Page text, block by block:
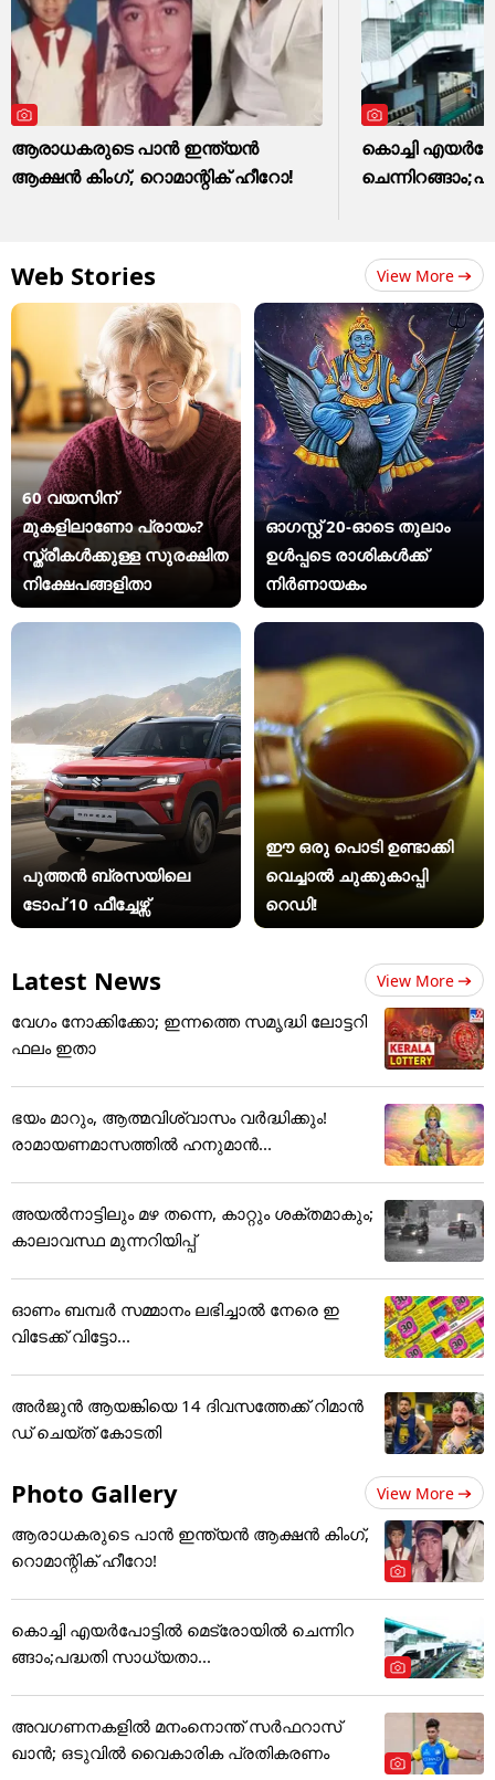
ആരാധകരുടെ പാൻ ഇന്ത്യൻ
ആക്ഷൻ കിംഗ്, റൊമാന്റിക് ഹീറോ!
കൊച്ചി
Web Stories View More
60 വയസിന്
മുകളിലാണോ പ്രായം?
സ്ത്രീകള്‍ക്കുള്ള സുരക്ഷിത
നിക്ഷേപങ്ങളിതാ
ഓഗസ്റ്റ് 20-ഓടെ തുലാം
ഉൾപ്പടെ രാശികൾക്ക്
നിർണായകം
പുത്തൻ ബ്രസയിലെ
ടോപ് 10 ഫീച്ചേഴ്സ്
ഈ ഒരു പൊടി ഉണ്ടാക്കി
വെച്ചാൽ ചുക്കുകാപ്പി
റെഡി!
Latest News View More
വേഗം നോക്കിക്കോ; ഇന്നത്തെ സമൃദ്ധി ലോട്ടറി
ഫലം ഇതാ
ഭയം മാറും, ആത്മവിശ്വാസം വർദ്ധിക്കും!
രാമായണമാസത്തിൽ ഹനുമാൻ...
അയൽനാട്ടിലും മഴ തന്നെ, കാറ്റും ശക്തമാകും;
കാലാവസ്ഥ മുന്നറിയിപ്പ്
ഓണം ബമ്പര്‍ സമ്മാനം ലഭിച്ചാല്‍ നേരെ ഇ
വിടേക്ക് വിട്ടോ...
അ‌ർജുൻ ആയങ്കിയെ 14 ദിവസത്തേക്ക് റിമാൻ
ഡ് ചെയ്ത് കോടതി
Photo Gallery View More
ആരാധകരുടെ പാൻ ഇന്ത്യൻ ആക്ഷൻ കിംഗ്,
റൊമാന്റിക് ഹീറോ!
കൊച്ചി എയര്‍പോട്ടില്‍ മെട്രോയില്‍ ചെന്നിറ
ങ്ങാം;പദ്ധതി സാധ്യതാ...
അവഗണനകളില്‍ മനംനൊന്ത് സര്‍ഫറാസ്
ഖാന്‍; ഒടുവില്‍ വൈകാരിക പ്രതികരണം